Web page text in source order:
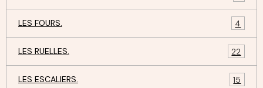
LES FOURS. 4
LES RUELLES. 22
LES ESCALIERS. 15